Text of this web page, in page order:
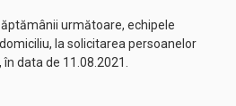
următoare, echipele
la solicitarea persoanelor
data de 11.08.2021.